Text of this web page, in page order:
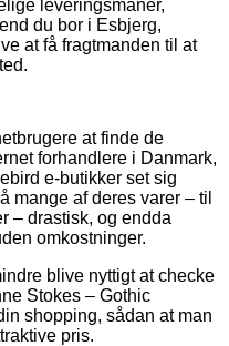
leveringsmanér,
du bor i Esbjerg,
at få fragtmanden til at
at finde de
forhandlere i Danmark,
e-butikker set sig
mange af deres varer – til
– drastisk, og endda
omkostninger.
blive nyttigt at checke
Stokes – Gothic
shopping, sådan at man
pris.